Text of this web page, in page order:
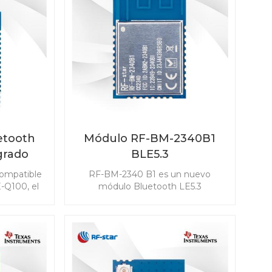
Q100, el
incluido
pasiva
Módulo RF-BM-2340B1
BLE5.3
RF-BM-2340 B1 es un nuevo
módulo Bluetooth LE5.3
aplicación de forma fácil y rápida.
También es compatible con ZigBee
3.0, que hace posible la